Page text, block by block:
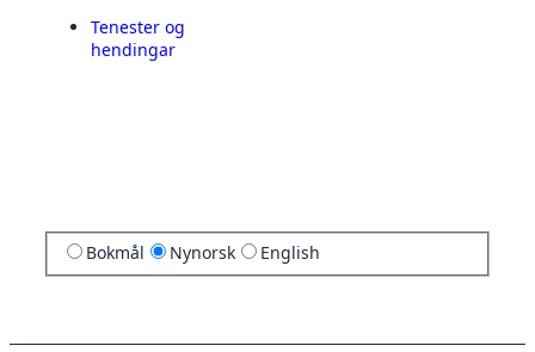
Tenester og
hendingar
Bokmål Nynorsk English